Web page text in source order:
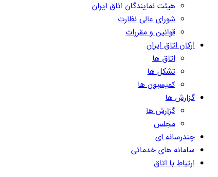
هیئت نمایندگان اتاق ایران
شورای عالی نظارت
قوانین و مقررات
ارکان اتاق ایران
اتاق ها
تشکل ها
کمیسیون ها
گزارش ها
گزارش ها
مجلس
چندرسانه ای
سامانه های خدماتی
ارتباط با اتاق